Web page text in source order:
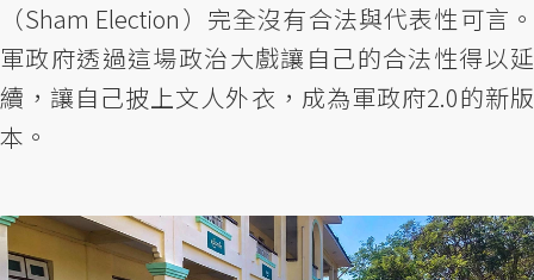
（Sham Election）完全沒有合法與代表性可言。
軍政府透過這場政治大戲讓自己的合法性得以延
續，讓自己披上文人外衣，成為軍政府2.0的新版
本。